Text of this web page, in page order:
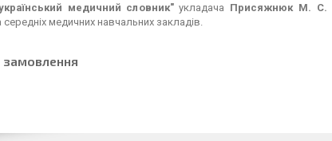
медичний словник"укладача Присяжнюк М. С.
медичних навчальних закладів.
замовлення